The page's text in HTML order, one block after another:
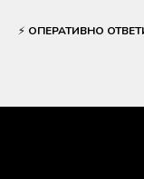
⚡ ОПЕРАТИВНО